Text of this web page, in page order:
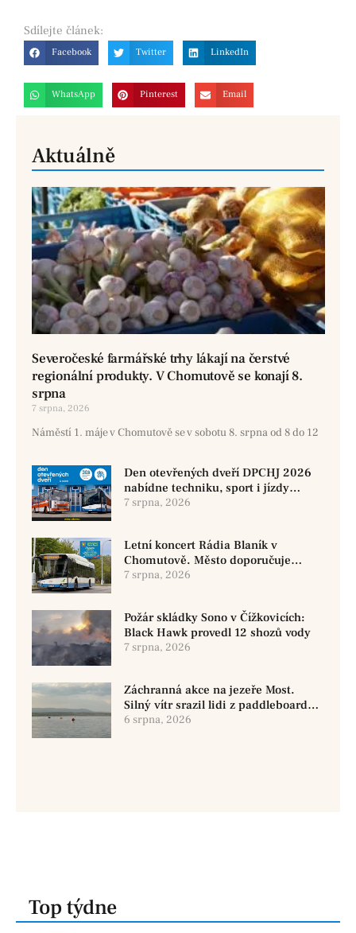
Sdílejte článek:
Facebook Twitter LinkedIn
WhatsApp Pinterest Email
Aktuálně
Severočeské farmářské trhy lákají na čerstvé
regionální produkty. V Chomutově se konají 8.
srpna
7 srpna, 2026
Náměstí 1. máje v Chomutově se v sobotu 8. srpna od 8 do 12
Den otevřených dveří DPCHJ 2026
nabídne techniku, sport i jízdy
historickými vozy
7 srpna, 2026
Letní koncert Rádia Blaník v
Chomutově. Město doporučuje
využít MHD
7 srpna, 2026
Požár skládky Sono v Čížkovicích:
Black Hawk provedl 12 shozů vody
7 srpna, 2026
Záchranná akce na jezeře Most.
Silný vítr srazil lidi z paddleboardů,
dvě osoby se pohřešují
6 srpna, 2026
Top týdne